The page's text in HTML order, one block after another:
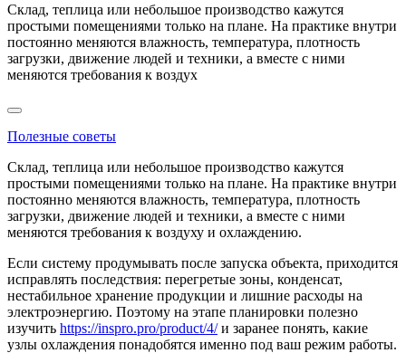
Склад, теплица или небольшое производство кажутся
простыми помещениями только на плане. На практике внутри
постоянно меняются влажность, температура, плотность
загрузки, движение людей и техники, а вместе с ними
меняются требования к воздух
Полезные советы
Склад, теплица или небольшое производство кажутся
простыми помещениями только на плане. На практике внутри
постоянно меняются влажность, температура, плотность
загрузки, движение людей и техники, а вместе с ними
меняются требования к воздуху и охлаждению.
Если систему продумывать после запуска объекта, приходится
исправлять последствия: перегретые зоны, конденсат,
нестабильное хранение продукции и лишние расходы на
электроэнергию. Поэтому на этапе планировки полезно
изучить https://inspro.pro/product/4/и заранее понять, какие
узлы охлаждения понадобятся именно под ваш режим работы.